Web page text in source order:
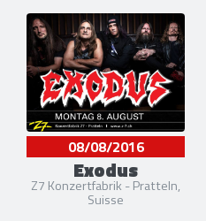
08/08/2016
Exodus
Z7 Konzertfabrik - Pratteln,
Suisse